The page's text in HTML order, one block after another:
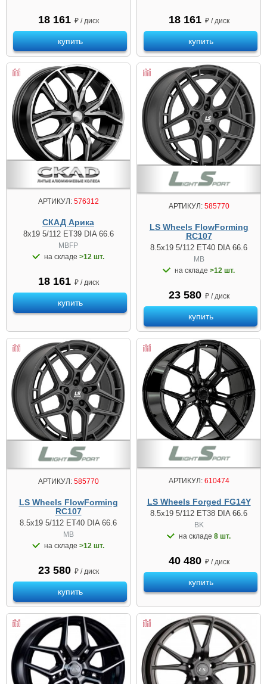
18 161 ₽ / диск
купить
18 161 ₽ / диск
купить
АРТИКУЛ:576312
СКАД Арика
8x19 5/112 ET39 DIA 66.6
MBFP
на складе >12 шт.
18 161 ₽ / диск
купить
АРТИКУЛ:585770
LS Wheels FlowForming
RC107
8.5x19 5/112 ET40 DIA 66.6
MB
на складе >12 шт.
23 580 ₽ / диск
купить
АРТИКУЛ:585770
LS Wheels FlowForming
RC107
8.5x19 5/112 ET40 DIA 66.6
MB
на складе >12 шт.
23 580 ₽ / диск
купить
АРТИКУЛ:610474
LS Wheels Forged FG14Y
8.5x19 5/112 ET38 DIA 66.6
BK
на складе 8 шт.
40 480 ₽ / диск
купить